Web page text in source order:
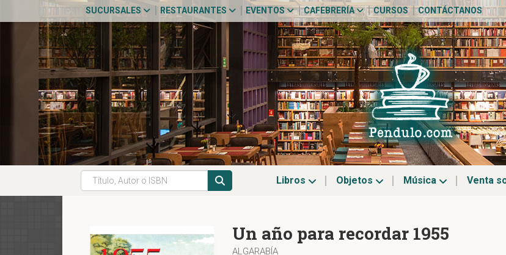
SUCURSALES RESTAURANTES EVENTOS CAFEBRERÍA CURSOS CONTÁCTANOS
Libros Objetos Música Venta
Un año para recordar 1955
ALGARABÍA